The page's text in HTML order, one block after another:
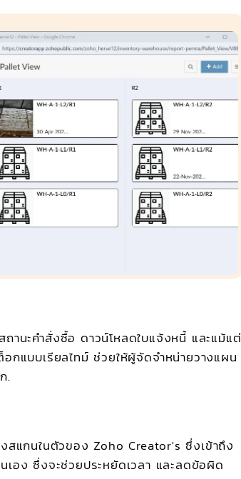
านะคำสั่งซื้อ ดาวน์โหลดใบแจ้งหนี้ และแม้แต่
กแบบเรียลไทม์ ช่วยให้ผู้จัดจำหน่ายวางแผน
.
งสแกนในตัวของZoho Creator's ซึ่งเข้าถึง
อง ซึ่งจะช่วยประหยัดเวลา และลดข้อผิด